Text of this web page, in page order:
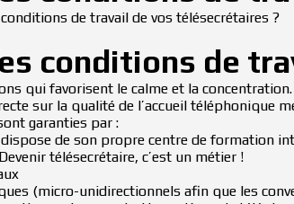
de travail de vos télésecrétaires ?
conditions de
qui favorisent le calme et la concentration.
sur la qualité de l’accueil téléphonique
garanties par :
de son propre centre de formation
télésecrétaire, c’est un métier !
(micro-unidirectionnels afin que les